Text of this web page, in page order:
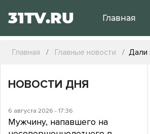
31TV.RU Главная
Главная Главные новости Дали
НОВОСТИ ДНЯ
6 августа 2026 - 17:36
Мужчину, напавшего на